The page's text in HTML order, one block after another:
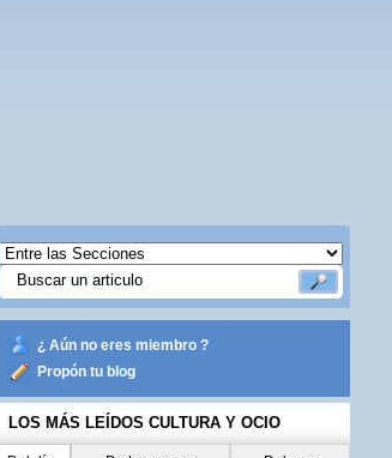
¿ Aún no eres miembro ?
Propón tu blog
LOS MÁS LEÍDOS CULTURA Y OCIO